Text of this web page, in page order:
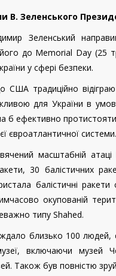
В. Зеленського
Зеленський
до Memorial Day (25
у сфері безпеки.
США традиційно
для України в
б ефективно
євроатлантичної системи.
масштабній
30 балістичних
балістичні
окупованій
типу Shahed.
близько 100
включаючи музей
Також був повністю